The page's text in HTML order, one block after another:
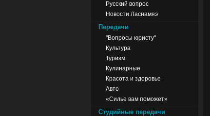
Русский вопрос
Новости Ласнамяэ
Передачи
"Вопросы юристу"
Культура
Туризм
Кулинарные
Красота и здоровье
Авто
«Силье вам поможет»
Студийные передачи